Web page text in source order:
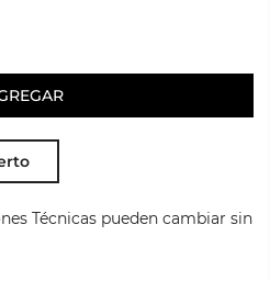
Técnicas pueden cambiar sin